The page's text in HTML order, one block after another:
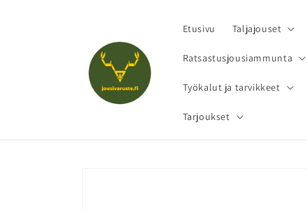
Etusivu Taljajouset
Ratsastusjousiammunta
Työkalut ja tarvikkeet
Tarjoukset